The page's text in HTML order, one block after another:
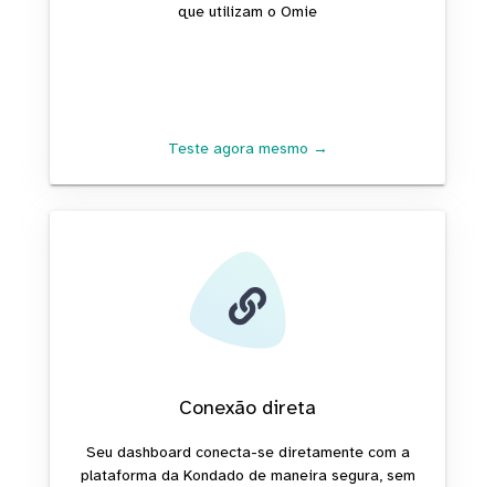
que utilizam o Omie
Teste agora mesmo →
Conexão direta
Seu dashboard conecta-se diretamente com a
plataforma da Kondado de maneira segura, sem